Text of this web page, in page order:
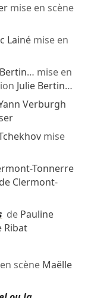
mise en scène
Lainémise en
… mise en
Julie Bertin…
Verburgh
mise
Tonnerre
Clermont-
de Pauline
Ribat
scène Maëlle